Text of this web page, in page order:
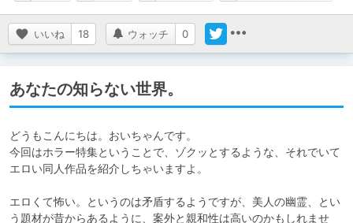
いいね 18 ウォッチ 0
あなたの知らない世界。
どうもこんにちは。おいちゃんです。
今回はホラー特集ということで、ゾクッとするような、それでいて
エロい同人作品を紹介しちゃいますよ。
エロくて怖い。というのは矛盾するようですが、美人の幽霊、とい
う題材が昔からあるように、案外と親和性は高いのかもしれませ